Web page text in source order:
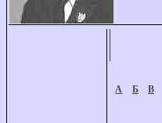
А Б В